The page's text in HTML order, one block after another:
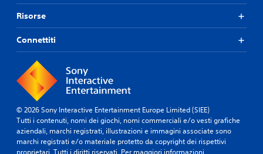
Risorse
Connettiti
© 2026 Sony Interactive Entertainment Europe Limited (SIEE)
Tutti i contenuti, nomi dei giochi, nomi commerciali e/o vesti grafiche
aziendali, marchi registrati, illustrazioni e immagini associate sono
marchi registrati e/o materiale protetto da copyright dei rispettivi
proprietari. Tutti i diritti riservati. Per maggiori informazioni